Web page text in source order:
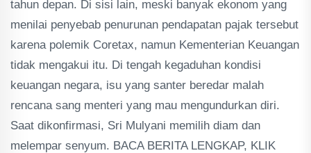
tahun depan. Di sisi lain, meski banyak ekonom yang
menilai penyebab penurunan pendapatan pajak tersebut
karena polemik Coretax, namun Kementerian Keuangan
tidak mengakui itu. Di tengah kegaduhan kondisi
keuangan negara, isu yang santer beredar malah
rencana sang menteri yang mau mengundurkan diri.
Saat dikonfirmasi, Sri Mulyani memilih diam dan
melempar senyum. BACA BERITA LENGKAP, KLIK